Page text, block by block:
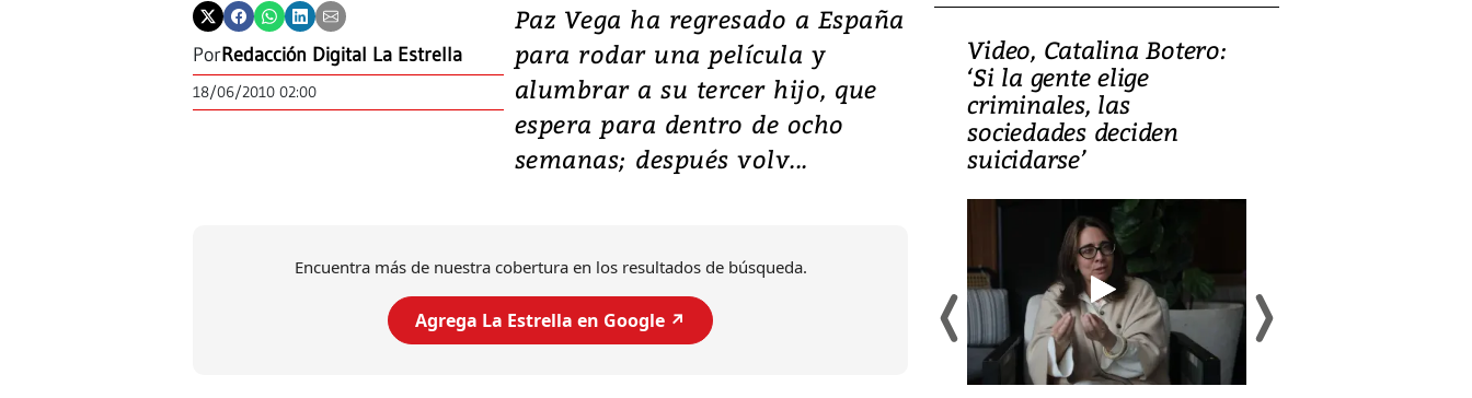
PorRedacción Digital La Estrella
18/06/2010 02:00
Paz Vega ha regresado a España
para rodar una película y
alumbrar a su tercer hijo, que
espera para dentro de ocho
semanas; después volv...
Encuentra más de nuestra cobertura en los resultados de búsqueda.
Agrega La Estrella en Google ↗️
Video, Japón: Terremoto
deja heridos y graves
daños en Kumamoto
Video, Catalina Botero:
‘Si la gente elige
criminales, las
sociedades deciden
suicidarse’